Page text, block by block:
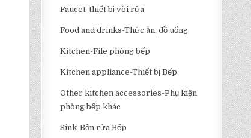
Faucet-thiết bị vòi rửa
Food and drinks-Thức ăn, đồ uống
Kitchen-File phòng bếp
Kitchen appliance-Thiết bị Bếp
Other kitchen accessories-Phụ kiện
phòng bếp khác
Sink-Bồn rửa Bếp